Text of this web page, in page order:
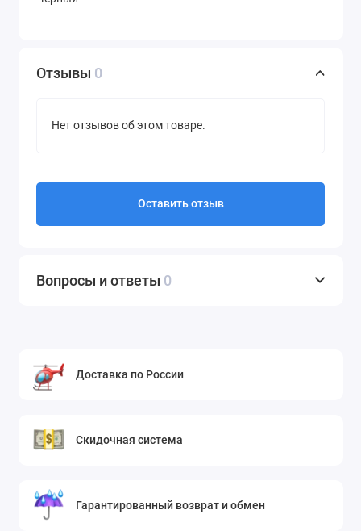
Отзывы 0
Нет отзывов об этом товаре.
Оставить отзыв
Вопросы и ответы 0
Доставка по России
Скидочная система
Гарантированный возврат и обмен